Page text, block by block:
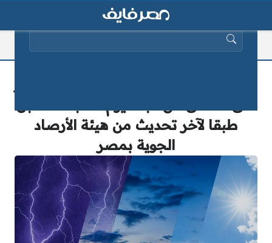
طبقا لآخر تحديث من هيئة الأرصاد
الجوية بمصر
البحث عن: